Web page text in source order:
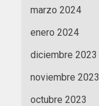
marzo 2024
enero 2024
diciembre 2023
noviembre 2023
octubre 2023